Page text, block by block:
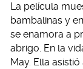
La película
bambalinas y
se enamora a
abrigo. En la
May. Ella